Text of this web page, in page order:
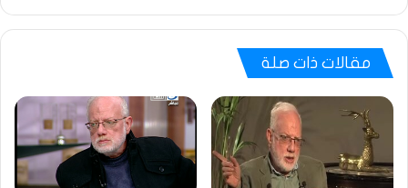
مقالات ذات صلة